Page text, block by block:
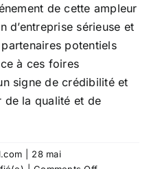
de cette ampleur
d’entreprise sérieuse et
potentiels
à ces foires
signe de crédibilité et
de la qualité et de
28 mai